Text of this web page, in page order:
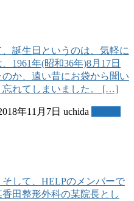
誕生日というのは、気軽に
1961年(昭和36年)8月17日
か、遠い昔にお袋から聞い
忘れてしまいました。 […]
年11月7日 uchida
逍雲夜
して、HELPのメンバーで
田整形外科の某院長とし